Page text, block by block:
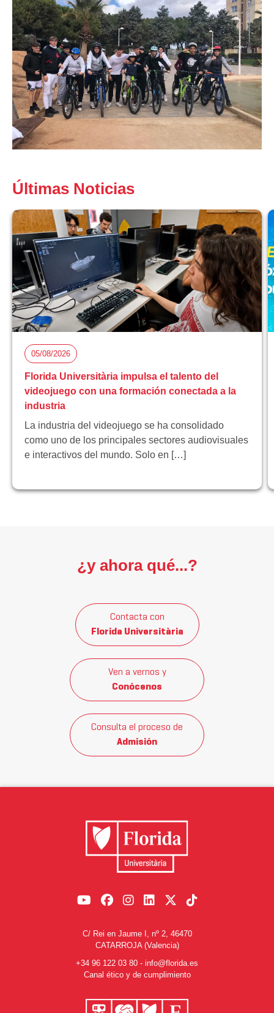
Últimas Noticias
05/08/2026
Florida Universitària impulsa el talento del
videojuego con una formación conectada a la
industria
La industria del videojuego se ha consolidado
como uno de los principales sectores audiovisuales
e interactivos del mundo. Solo en […]
¿y ahora qué...?
Contacta con
Florida Universitària
Ven a vernos y
Conócenos
Consulta el proceso de
Admisión
C/ Rei en Jaume I, nº 2, 46470
CATARROJA (Valencia)
+34 96 122 03 80 - info@florida.es
Canal ético y de cumplimiento